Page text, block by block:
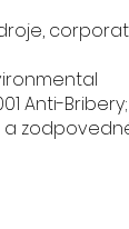
Anti-Bribery;
a